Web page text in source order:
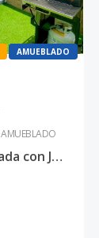
AMUEBLADO
AMUEBLADO
Exclusiva Villa Amueblada con Jacuzzi y BBQ en Palma 1